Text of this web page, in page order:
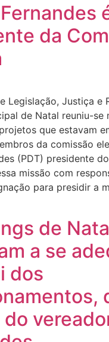
da
Legislação, Justiça e
de Natal reuniu-se
que estavam
da comissão
(PDT) presidente
missão com
para presidir a
de
a se
dos